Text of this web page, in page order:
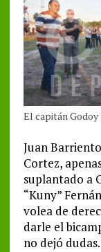
El capitán
Juan
Cortez,
suplantado a
“Kuny”
volea de
darle el
no dejó dudas.